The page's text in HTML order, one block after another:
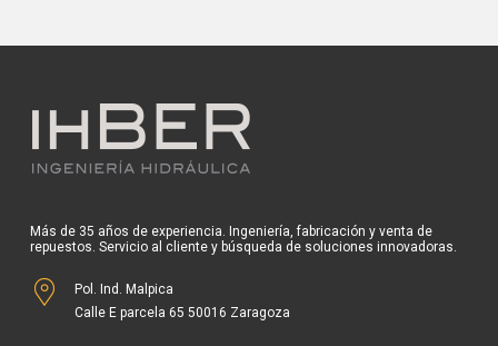
Más de 35 años de experiencia. Ingeniería, fabricación y venta de
repuestos. Servicio al cliente y búsqueda de soluciones innovadoras.
Pol. Ind. Malpica
Calle E parcela 65 50016 Zaragoza